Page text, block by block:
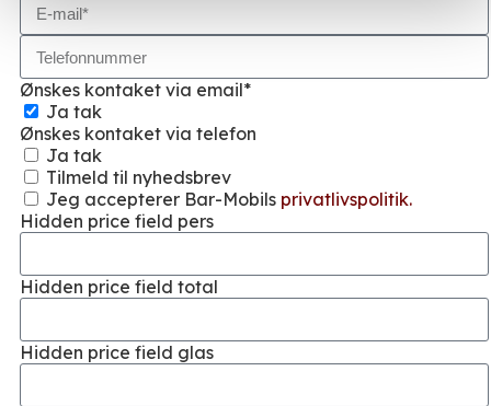
Ønskes kontaket via email*
Ja tak
Ønskes kontaket via telefon
Ja tak
Tilmeld til nyhedsbrev
Jeg accepterer Bar-Mobils privatlivspolitik.
Hidden price field pers
Hidden price field total
Hidden price field glas